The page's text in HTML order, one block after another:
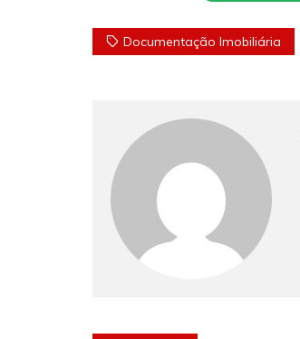
Documentação Imobiliária